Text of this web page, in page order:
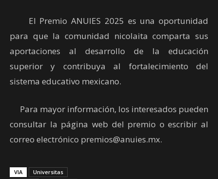
El Premio ANUIES 2025 es una oportunidad
para que la comunidad nicolaita comparta sus
aportaciones al desarrollo de la educación
superior y contribuya al fortalecimiento del
sistema educativo mexicano.
Para mayor información, los interesados pueden
consultar la página web del premio o escribir al
correo electrónico premios@anuies.mx.
VIA
Universitas